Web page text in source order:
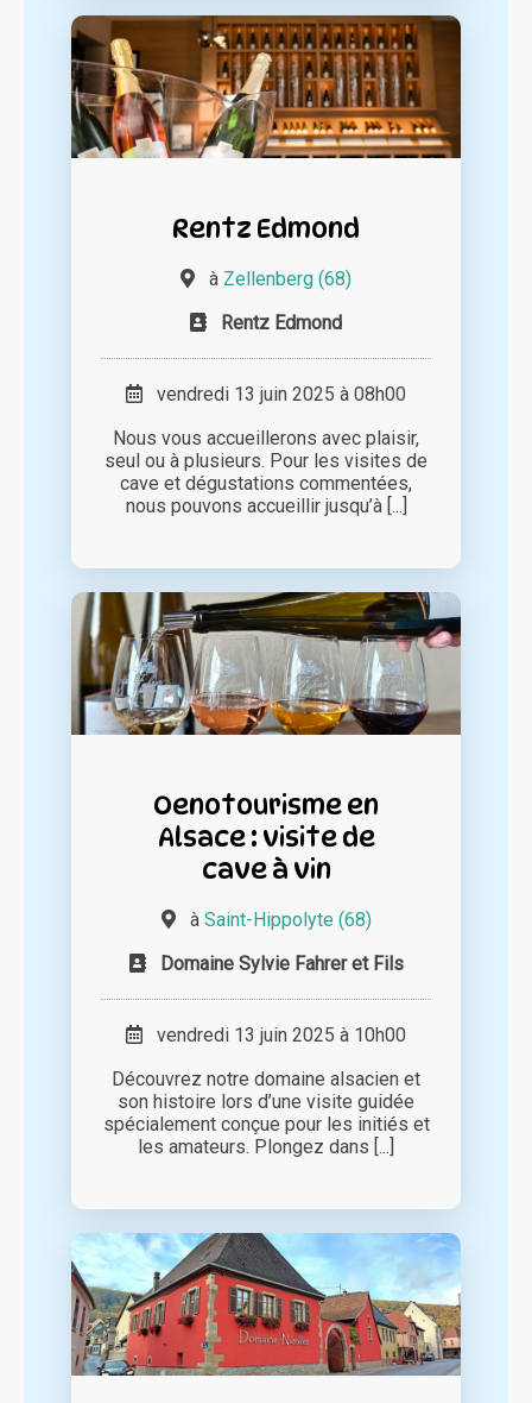
Rentz Edmond
à Zellenberg (68)
Rentz Edmond
vendredi 13 juin 2025 à 08h00
Nous vous accueillerons avec plaisir,
seul ou à plusieurs. Pour les visites de
cave et dégustations commentées,
nous pouvons accueillir jusqu’à [...]
Oenotourisme en
Alsace : visite de
cave à vin
à Saint-Hippolyte (68)
Domaine Sylvie Fahrer et Fils
vendredi 13 juin 2025 à 10h00
Découvrez notre domaine alsacien et
son histoire lors d’une visite guidée
spécialement conçue pour les initiés et
les amateurs. Plongez dans [...]